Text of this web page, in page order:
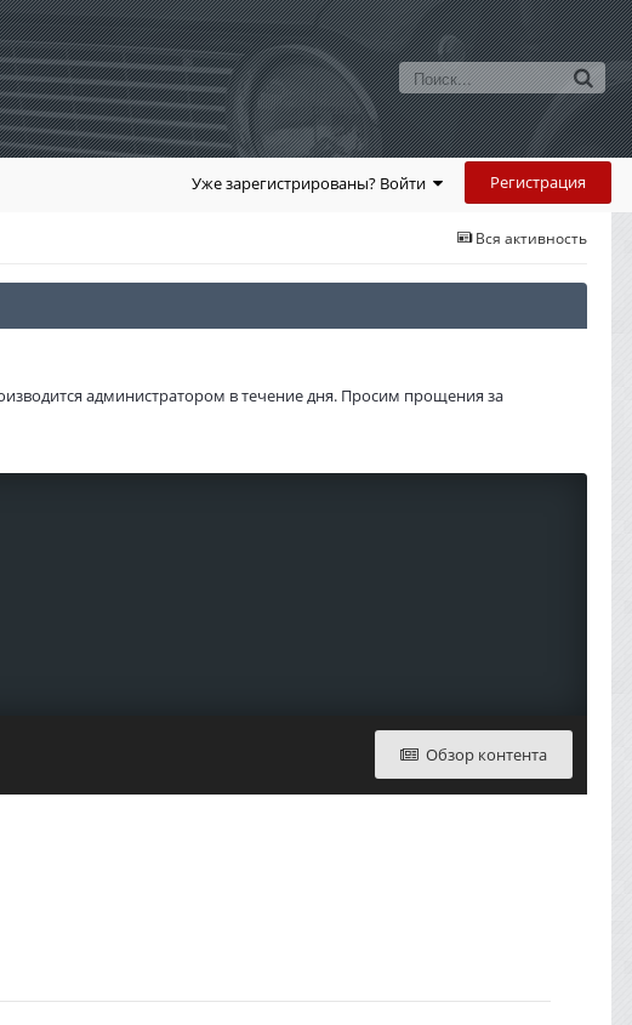
Уже зарегистрированы? Войти Регистрация
Вся активность
администратором в течение дня. Просим прощения за
Обзор контента